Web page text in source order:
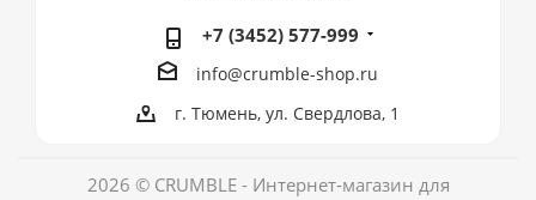
+7 (3452) 577-999
info@crumble-shop.ru
г. Тюмень, ул. Свердлова, 1
2026 © CRUMBLE - Интернет-магазин для